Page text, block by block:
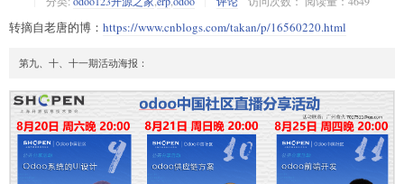
转摘自老唐的博： https://www.cnblogs.com/takan/p/16560220.html
第九、十、十一期活动海报：